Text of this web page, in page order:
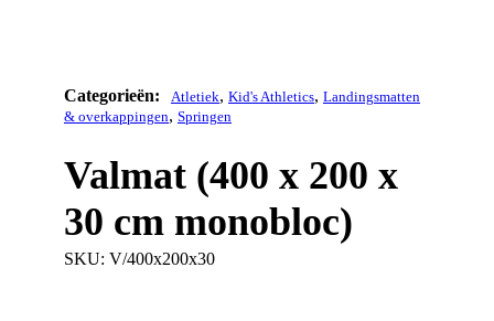
Atletiek, Kid's Athletics, Landingsmatten
& overkappingen, Springen
Valmat (400 x 200 x
30 cm monobloc)
SKU: V/400x200x30